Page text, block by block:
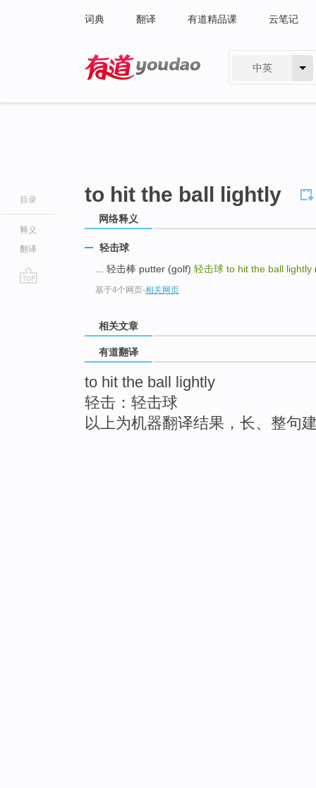
词典 翻译 有道精品课 云笔记
中英
目录
释义
翻译
to hit the ball lightly
网络释义
轻击球
... 轻击棒 putter (golf) 轻击球 to hit the ball lightly
基于4个网页-相关网页
相关文章
有道翻译
to hit the ball lightly
轻击：轻击球
以上为机器翻译结果，长、整句